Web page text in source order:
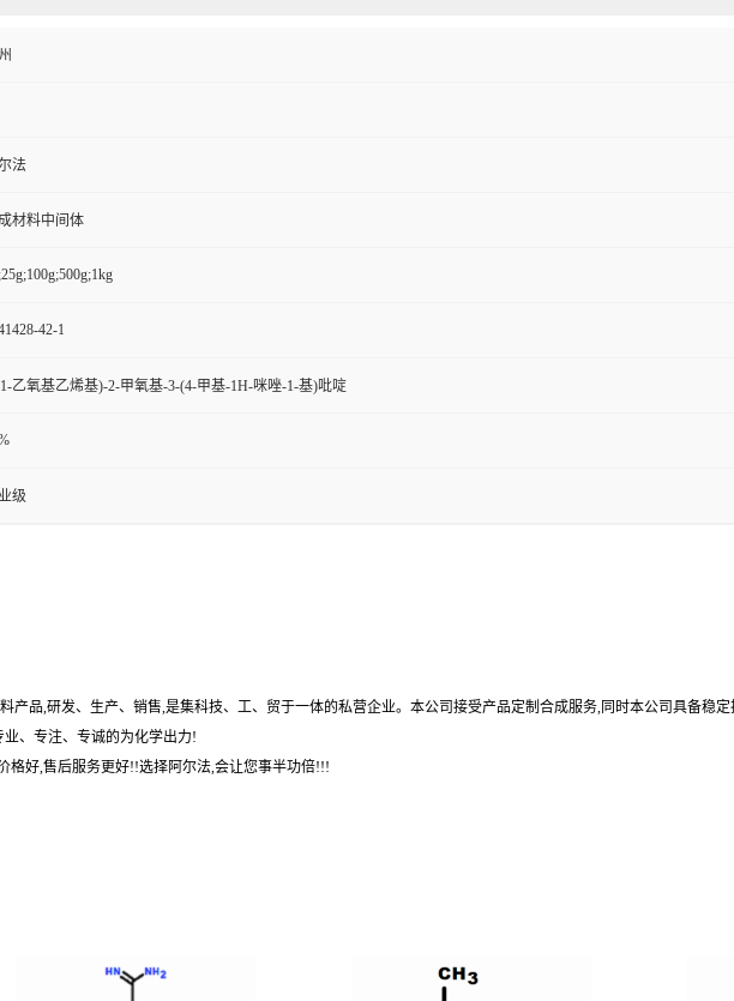
法
材料中间体
42-1
乙氧基乙烯基)-2-甲氧基-3-(4-甲基-1H-咪唑-1-基)吡啶
级
产品,研发、生产、销售,是集科技、工、贸于一体的私营企业。本公司接受产品定制合成服务,同时本公司具备稳
、专注、专诚的为化学出力!
格好,售后服务更好!!选择阿尔法,会让您事半功倍!!!